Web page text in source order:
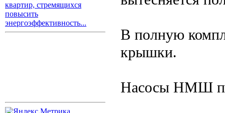
квартир, стремящихся
повысить
энергоэффективность...
В полную
крышки.
Насосы НМШ